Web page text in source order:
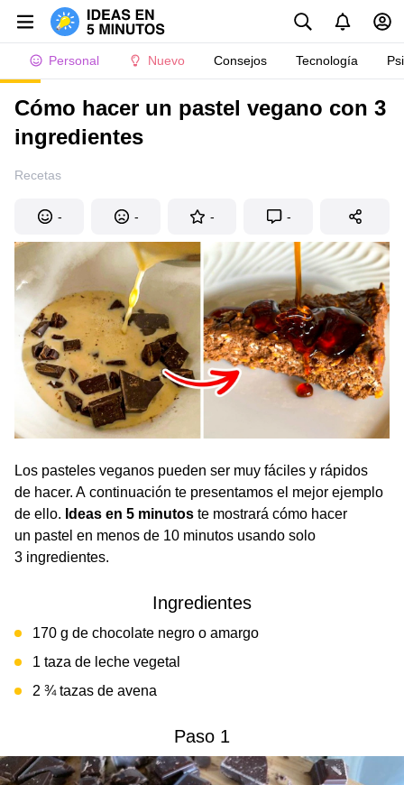
Personal Nuevo Consejos Tecnología
Cómo hacer un pastel vegano con 3
ingredientes
Recetas
- - - -
Los pasteles veganos pueden ser muy fáciles y rápidos
de hacer. A continuación te presentamos el mejor ejemplo
de ello. Ideas en 5 minutos te mostrará cómo hacer
un pastel en menos de 10 minutos usando solo
3 ingredientes.
Ingredientes
170 g de chocolate negro o amargo
1 taza de leche vegetal
2 ¾ tazas de avena
Paso 1